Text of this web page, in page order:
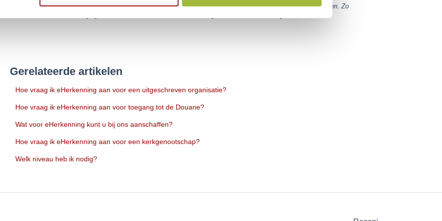
*Neem voordat u eHerkenning aanvraagt contact op met de dienstverlener waarbij u met eHerkenning wilt inloggen. Zo
Gerelateerde artikelen
Hoe vraag ik eHerkenning aan voor een uitgeschreven organisatie?
Hoe vraag ik eHerkenning aan voor toegang tot de Douane?
Wat voor eHerkenning kunt u bij ons aanschaffen?
Hoe vraag ik eHerkenning aan voor een kerkgenootschap?
Welk niveau heb ik nodig?